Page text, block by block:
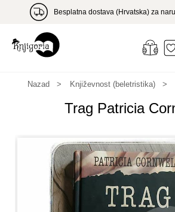
Besplatna dostava (Hrvatska) za
Nazad Književnost (beletristika)
Trag Patricia